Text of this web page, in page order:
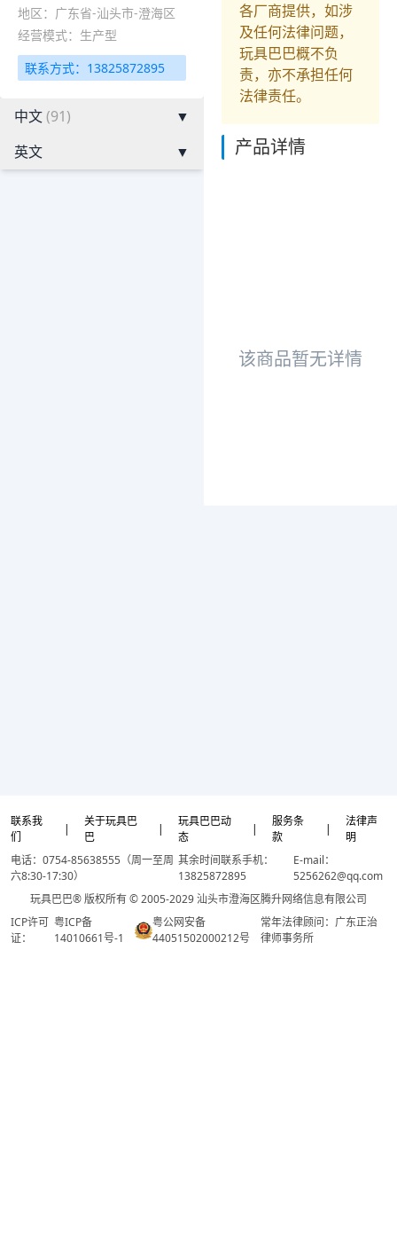
地区：广东省-汕头市-澄海区
经营模式：生产型
联系方式：13825872895
中文(91)
▼
英文
▼
各厂商提供，如涉
及任何法律问题，
玩具巴巴概不负
责，亦不承担任何
法律责任。
产品详情
该商品暂无详情
联系我
们
|
关于玩具巴
巴
|
玩具巴巴动
态
|
服务条
款
|
法律声
明
电话：0754-85638555（周一至周
六8:30-17:30）
其余时间联系手机：
13825872895
E-mail：
5256262@qq.com
玩具巴巴® 版权所有 © 2005-2029 汕头市澄海区腾升网络信息有限公司
ICP许可
证：
粤ICP备
14010661号-1
粤公网安备
44051502000212号
常年法律顾问：广东正治
律师事务所